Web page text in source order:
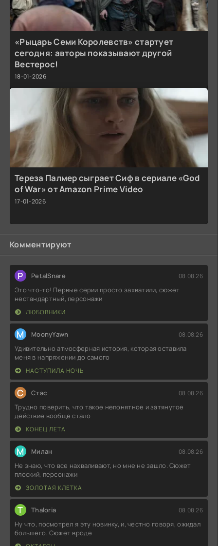
«Рыцарь Семи Королевств» стартует
сегодня: авторы показывают другой
Вестерос!
18-01-2026
Тереза Палмер сыграет Сиф в сериале «God
of War» от Amazon Prime Video
17-01-2026
Комментируют
P PetalSnare 08.08.26
Это что-то! Первые серии просто захватили, сюжет
нестандартный, персонажи
ЛЮБОВНИКИ
M MoonyYawn 08.08.26
Удивительно атмосферная история, которая оставила
меня в напряжении до самого
НАСТУПИЛА НОЧЬ
С Стас 08.08.26
Трудно поверить, что такое непонятное и затянутое
действие вообще стало
КОНЕЦ ЛЕТА
М Милан 08.08.26
Не знаю, что все нахваливают, но мне не зашло. Сюжет
плоский, персонажи
ЗОЛОТАЯ КЛЕТКА
T Thaloria 08.08.26
Ну что, посмотрел я эту новинку, и, честно говоря, ожидал
большего. Сюжет вроде